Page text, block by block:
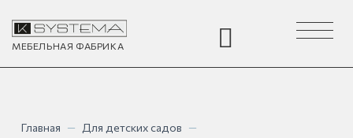
МЕБЕЛЬНАЯ ФАБРИКА
Toggle
navigation
Главная — Для детских садов —